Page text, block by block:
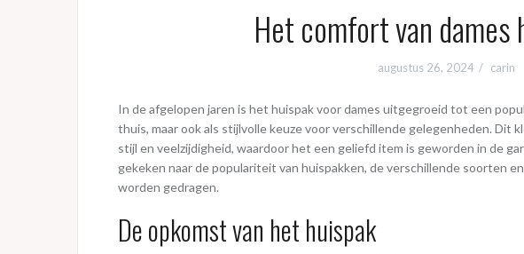
Het comfort van dames
augustus 26, 2024 carin
In de afgelopen jaren is het huispak voor dames uitgegroeid tot een
thuis, maar ook als stijlvolle keuze voor verschillende gelegenheden. Dit
stijl en veelzijdigheid, waardoor het een geliefd item is geworden in de
gekeken naar de populariteit van huispakken, de verschillende soorten
worden gedragen.
De opkomst van het huispak